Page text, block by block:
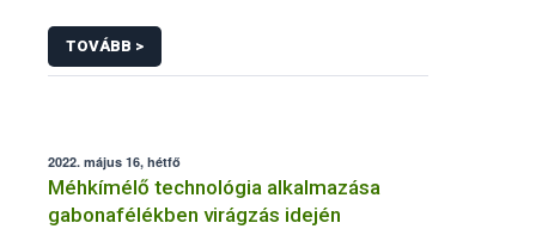
TOVÁBB >
2022. május 16, hétfő
Méhkímélő technológia alkalmazása
gabonafélékben virágzás idején